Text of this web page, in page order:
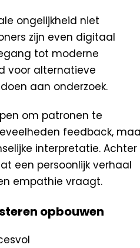
ongelijkheid niet
zijn even digitaal
tot moderne
voor alternatieve
aan onderzoek.
om patronen te
feedback,
interpretatie. Achter
een persoonlijk verhaal
empathie vraagt.
opbouwen